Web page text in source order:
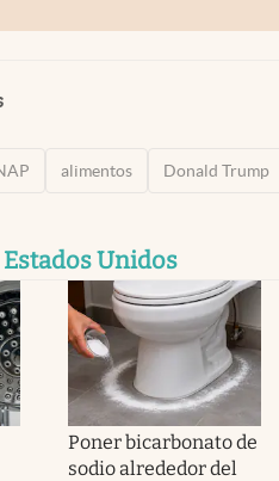
alimentos Donald Trump
Estados Unidos
Poner bicarbonato de
sodio alrededor del